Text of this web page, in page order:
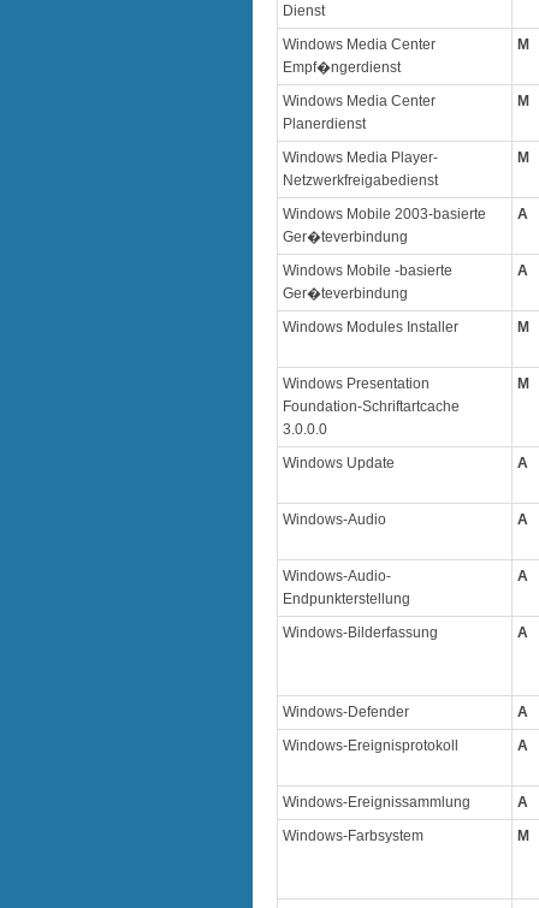
Dienst
Windows Media Center
Empf�ngerdienst
M
Windows Media Center
Planerdienst
M
Windows Media Player-
Netzwerkfreigabedienst
M
Windows Mobile 2003-basierte
Ger�teverbindung
A
Windows Mobile -basierte
Ger�teverbindung
A
Windows Modules Installer M
Windows Presentation
Foundation-Schriftartcache
3.0.0.0
M
Windows Update A
Windows-Audio A
Windows-Audio-
Endpunkterstellung
A
Windows-Bilderfassung A
Windows-Defender
A
Windows-Ereignisprotokoll
A
Windows-Ereignissammlung
A
Windows-Farbsystem
M